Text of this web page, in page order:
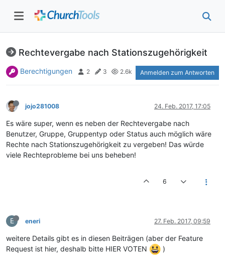
Rechtevergabe nach Stationszugehörigkeit
Berechtigungen 2 3 2.6k Anmelden zum Antworten
jojo281008 24. Feb. 2017, 17:05
Es wäre super, wenn es neben der Rechtevergabe nach
Benutzer, Gruppe, Gruppentyp oder Status auch möglich wäre
Rechte nach Stationszugehörigkeit zu vergeben! Das würde
viele Rechteprobleme bei uns beheben!
6
E eneri 27. Feb. 2017, 09:59
weitere Details gibt es in diesen Beiträgen (aber der Feature
Request ist hier, deshalb bitte HIER VOTEN
)